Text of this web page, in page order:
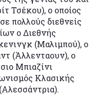
Τσέκου), ο οποίος
πολλούς διεθνείς
ο Διεθνής
(Μαλιμπού), ο
(Άλλενταουν), ο
Μπιαζίνι
Κλασικής